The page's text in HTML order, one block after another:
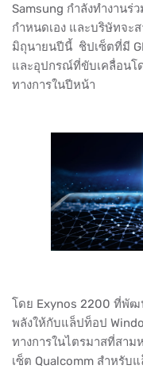
Samsung กำลังทำงานร่
กำหนดเอง และบริษัทจะ
มิถุนายนปีนี้ ชิปเซ็ตที่มี
และอุปกรณ์ที่ขับเคลื่อนโ
ทางการในปีหน้า
โดย Exynos 2200 ที่พัฒ
พลังให้กับแล็ปท็อป
ทางการในไตรมาสที่สา
เซ็ต Qualcomm สำหรับ